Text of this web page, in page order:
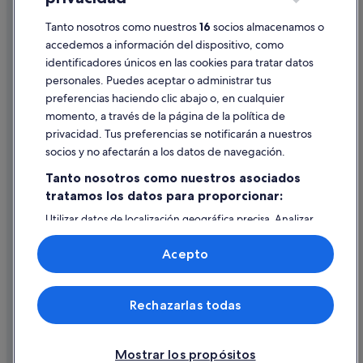
Pautas sobre el contenido y cómo denunciar contenido
Ayuda
Cancelar un vuelo
Cancelar una reserva de hotel o de un alquiler vacacional
Utilizar un cupón de Expedia
Documentos para viajes internacionales
© 2026 Expedia, Inc., una empresa de Expedia Group. Todos los
derechos reservados. Expedia y el logotipo de Expedia son marcas
comerciales o marcas comerciales registradas de Expedia, Inc.
Tanto nosotros como nuestros16 socios almacenamos o
accedemos a información del dispositivo, como
identificadores únicos en las cookies para tratar datos
personales. Puedes aceptar o administrar tus
preferencias haciendo clic abajo o, en cualquier
momento, a través de la página de la política de
privacidad. Tus preferencias se notificarán a nuestros
socios y no afectarán a los datos de navegación.
Tanto nosotros como nuestros asociados
tratamos los datos para proporcionar:
Utilizar datos de localización geográfica precisa. Analizar
activamente las características del dispositivo para su
identificación. Almacenar la información en un dispositivo
y/o acceder a ella. Publicidad y contenido personalizados,
medición de publicidad y contenido, investigación de
audiencia y desarrollo de servicios.
Lista de asociados (proveedores)
Mostrar los propósitos
Rechazarlas todas
Acepto